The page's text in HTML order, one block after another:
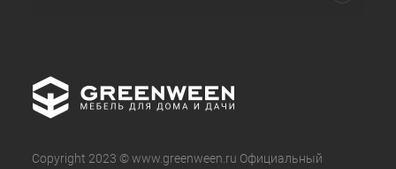
Copyright 2023 © www.greenween.ru Официальный